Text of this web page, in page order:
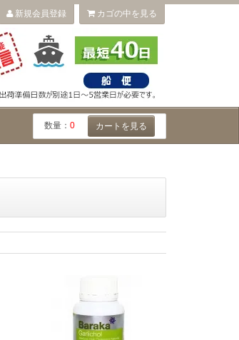
新規会員登録 カゴの中を見る
数量： 0 カートを見る